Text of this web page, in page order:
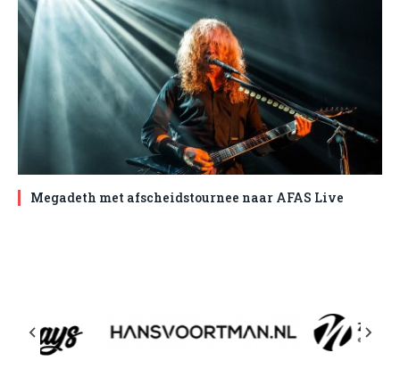
Megadeth met afscheidstournee naar AFAS Live